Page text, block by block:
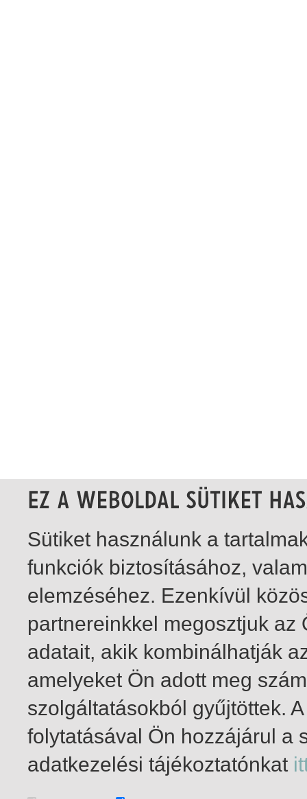
1-1 / total 1 hit
Sütiket használunk a
funkciók biztosításához,
elemzéséhez. Ezenkívül
partnereinkkel megosztjuk
adatait, akik kombinálhatják
amelyeket Ön adott meg
szolgáltatásokból gyűjtöttek.
folytatásával Ön hozzájárul a
adatkezelési tájékoztatónkat